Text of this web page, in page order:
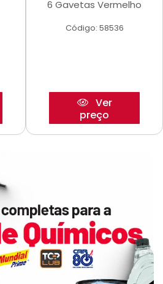
6 Gavetas Vermelho
Código: 58536
Ver
preço